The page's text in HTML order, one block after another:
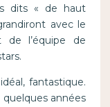
dits « de haut
avec le
de l’équipe de
fantastique.
années